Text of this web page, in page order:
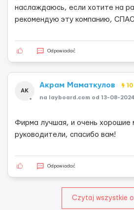
наслаждаюсь, если хотите на
рекомендую эту компанию,
Odpowiadać
АК
Акрам Маматкулов 10
na layboard.com od 13-08-2024
Фирма лучшая, и очень хорошие
руководители, спасибо вам!
Odpowiadać
Czytaj wszystkie